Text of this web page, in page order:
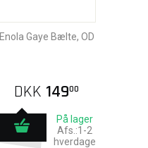
Enola Gaye Bælte, OD
DKK 14900
På lager
Afs.:1-2
hverdage